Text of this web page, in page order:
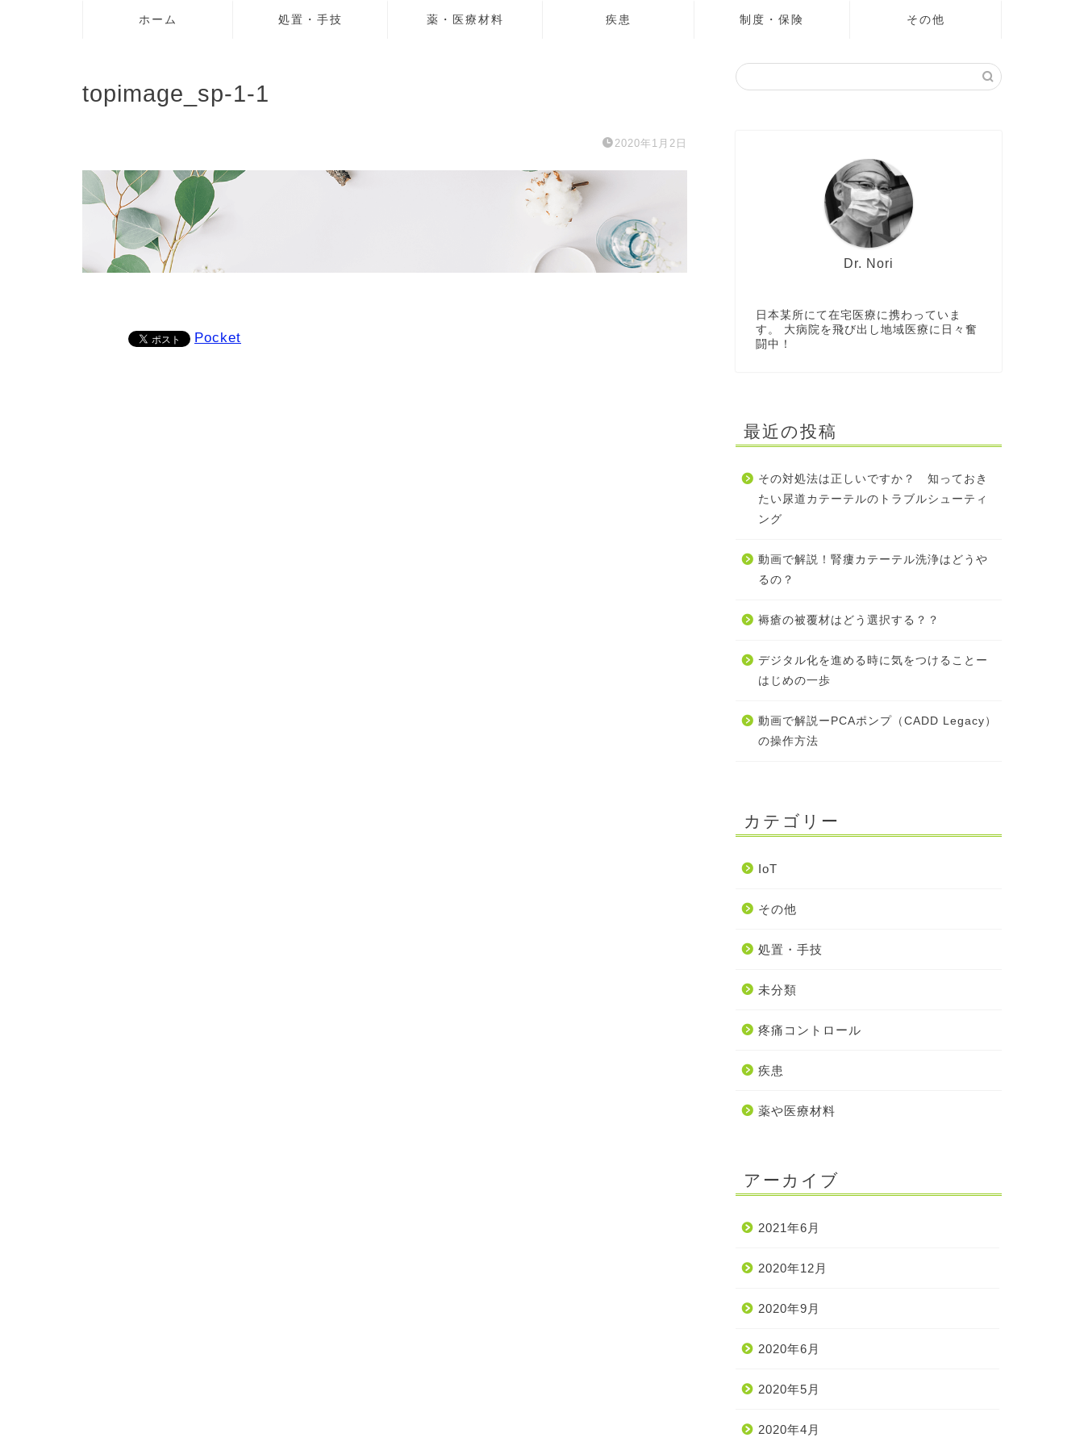
ホーム 処置・手技 薬・医療材料 疾患 制度・保険 その他
topimage_sp-1-1
2020年1月2日
Pocket
Dr. Nori
日本某所にて在宅医療に携わっていま
す。 大病院を飛び出し地域医療に日々奮
闘中！
最近の投稿
その対処法は正しいですか？ 知っておき
たい尿道カテーテルのトラブルシューティ
ング
動画で解説！腎瘻カテーテル洗浄はどうや
るの？
褥瘡の被覆材はどう選択する？？
デジタル化を進める時に気をつけることー
はじめの一歩
動画で解説ーPCAポンプ（CADD Legacy）
の操作方法
カテゴリー
IoT
その他
処置・手技
未分類
疼痛コントロール
疾患
薬や医療材料
アーカイブ
2021年6月
2020年12月
2020年9月
2020年6月
2020年5月
2020年4月